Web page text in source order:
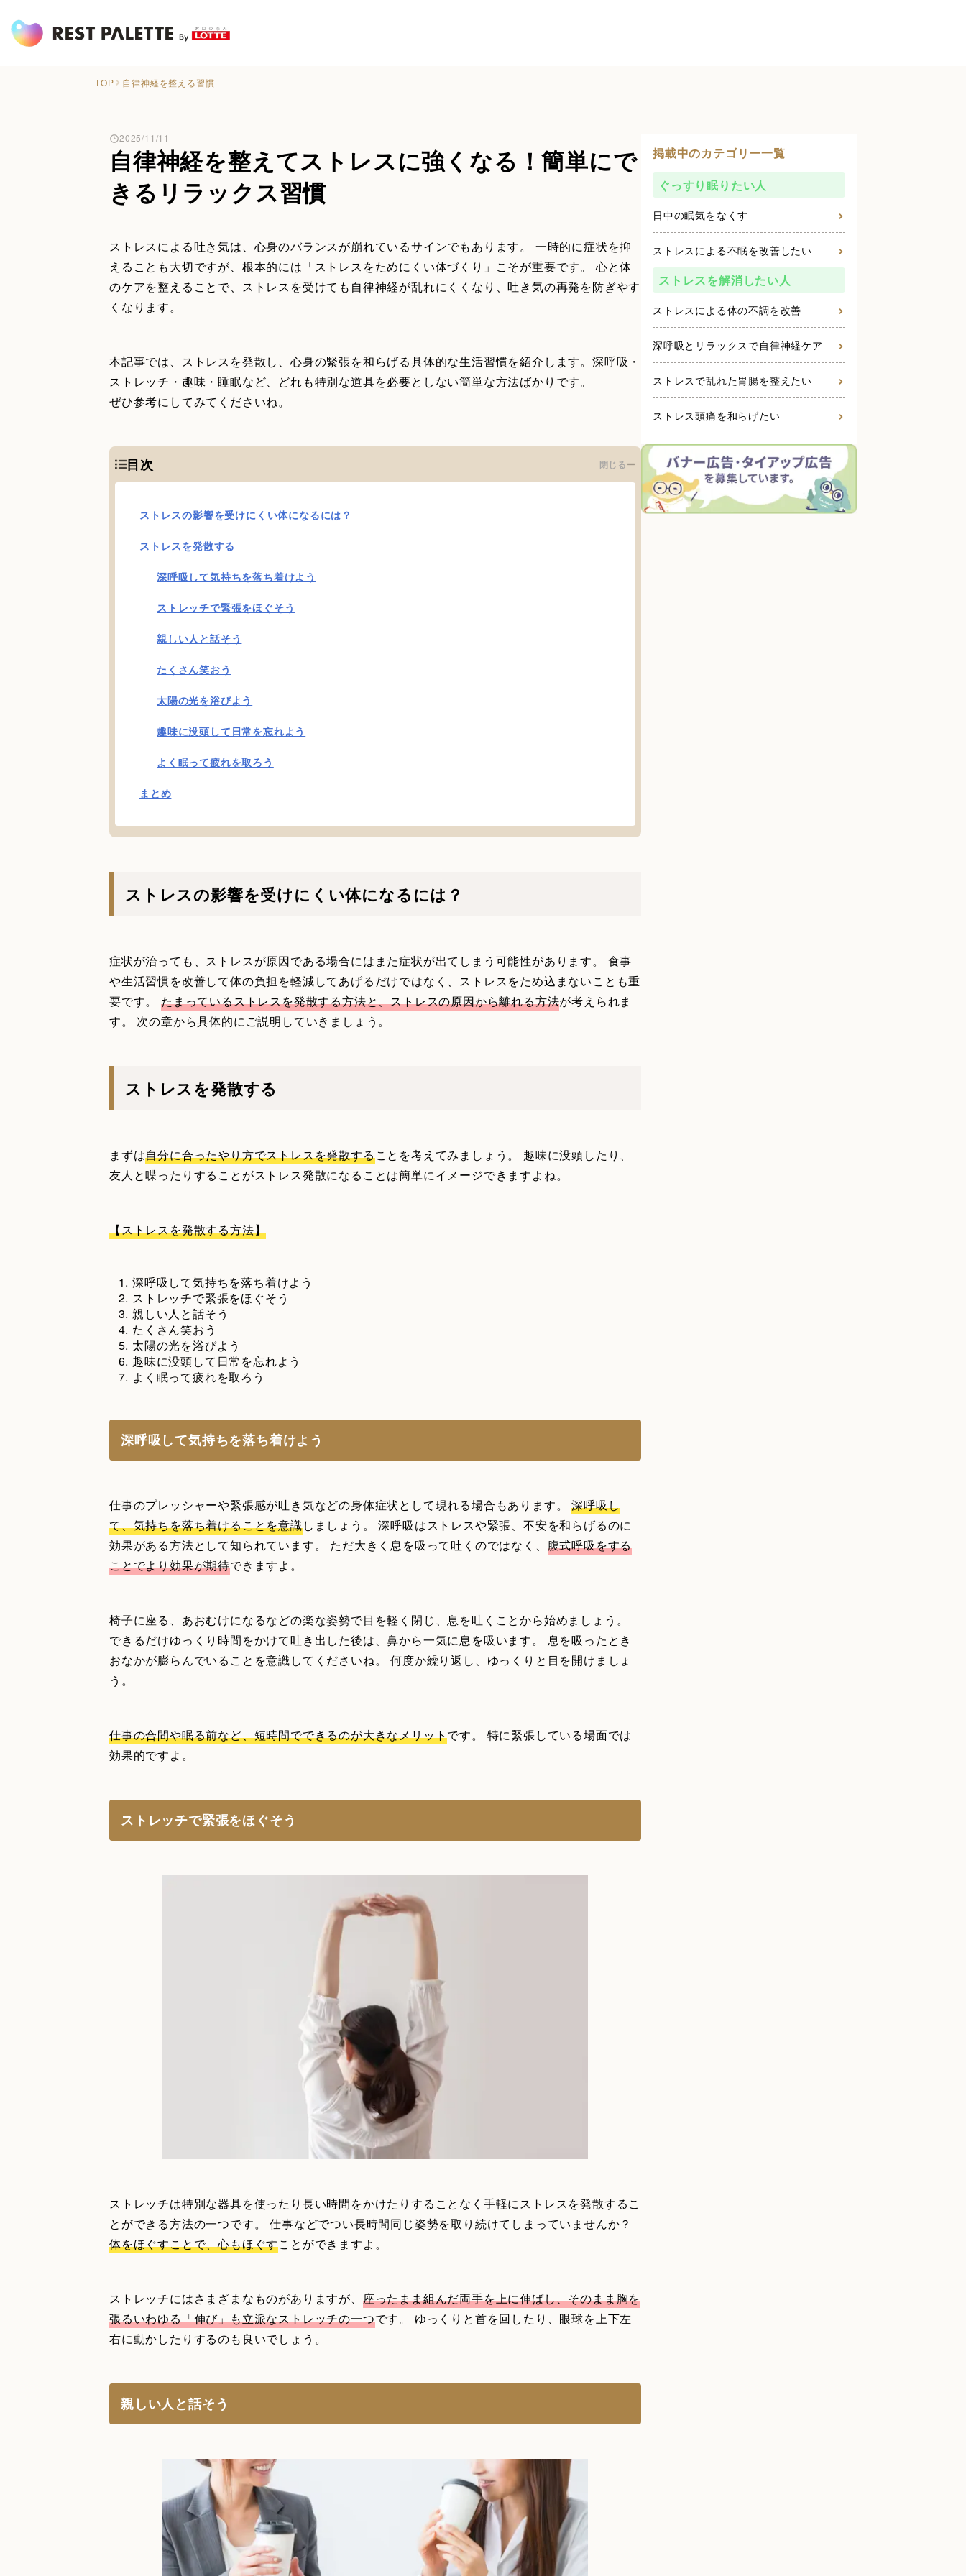
TOP 自律神経を整える習慣
自律神経を整えてストレスに強くなる！簡単にで
きるリラックス習慣
2025/11/11
ストレスによる吐き気は、心身のバランスが崩れているサインでもあります。 一時的に症状を抑
えることも大切ですが、根本的には「ストレスをためにくい体づくり」こそが重要です。 心と体
のケアを整えることで、ストレスを受けても自律神経が乱れにくくなり、吐き気の再発を防ぎやす
くなります。
本記事では、ストレスを発散し、心身の緊張を和らげる具体的な生活習慣を紹介します。深呼吸・
ストレッチ・趣味・睡眠など、どれも特別な道具を必要としない簡単な方法ばかりです。
ぜひ参考にしてみてくださいね。
目次 閉じる
ストレスの影響を受けにくい体になるには？
ストレスを発散する
深呼吸して気持ちを落ち着けよう
ストレッチで緊張をほぐそう
親しい人と話そう
たくさん笑おう
太陽の光を浴びよう
趣味に没頭して日常を忘れよう
よく眠って疲れを取ろう
まとめ
ストレスの影響を受けにくい体になるには？
症状が治っても、ストレスが原因である場合にはまた症状が出てしまう可能性があります。 食事
や生活習慣を改善して体の負担を軽減してあげるだけではなく、ストレスをため込まないことも重
要です。 たまっているストレスを発散する方法と、ストレスの原因から離れる方法が考えられま
す。 次の章から具体的にご説明していきましょう。
ストレスを発散する
まずは自分に合ったやり方でストレスを発散することを考えてみましょう。 趣味に没頭したり、
友人と喋ったりすることがストレス発散になることは簡単にイメージできますよね。
【ストレスを発散する方法】
深呼吸して気持ちを落ち着けよう
ストレッチで緊張をほぐそう
親しい人と話そう
たくさん笑おう
太陽の光を浴びよう
趣味に没頭して日常を忘れよう
よく眠って疲れを取ろう
深呼吸して気持ちを落ち着けよう
仕事のプレッシャーや緊張感が吐き気などの身体症状として現れる場合もあります。深呼吸し
て、気持ちを落ち着けることを意識しましょう。 深呼吸はストレスや緊張、不安を和らげるのに
効果がある方法として知られています。 ただ大きく息を吸って吐くのではなく、 腹式呼吸をする
ことでより効果が期待できますよ。
椅子に座る、あおむけになるなどの楽な姿勢で目を軽く閉じ、息を吐くことから始めましょう。
できるだけゆっくり時間をかけて吐き出した後は、鼻から一気に息を吸います。 息を吸ったとき
おなかが膨らんでいることを意識してくださいね。 何度か繰り返し、ゆっくりと目を開けましょ
う。
仕事の合間や眠る前など、短時間でできるのが大きなメリットです。 特に緊張している場面では
効果的ですよ。
ストレッチで緊張をほぐそう
ストレッチは特別な器具を使ったり長い時間をかけたりすることなく手軽にストレスを発散するこ
とができる方法の一つです。 仕事などでつい長時間同じ姿勢を取り続けてしまっていませんか？
体をほぐすことで、心もほぐすことができますよ。
ストレッチにはさまざまなものがありますが、 座ったまま組んだ両手を上に伸ばし、そのまま胸を
張るいわゆる「伸び」も立派なストレッチの一つです。 ゆっくりと首を回したり、眼球を上下左
右に動かしたりするのも良いでしょう。
親しい人と話そう
掲載中のカテゴリー一覧
ぐっすり眠りたい人
日中の眠気をなくす
ストレスによる不眠を改善したい
ストレスを解消したい人
ストレスによる体の不調を改善
深呼吸とリラックスで自律神経ケア
ストレスで乱れた胃腸を整えたい
ストレス頭痛を和らげたい